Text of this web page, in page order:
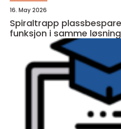
16. May 2026
Spiraltrapp plassbesparende design og
funksjon i samme løsning